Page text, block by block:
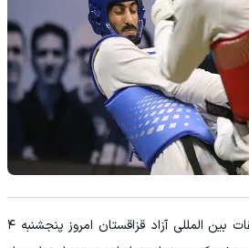
به گزارش "ورزش سه"، مسابقات بین المللی آزاد قزاقستان امروز پنجشنبه ۴